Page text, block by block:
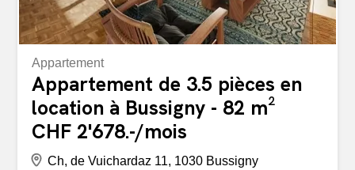
Appartement
Appartement de 3.5 pièces en
location à Bussigny - 82 m²
CHF 2'678.-/mois
Ch, de Vuichardaz 11, 1030 Bussigny